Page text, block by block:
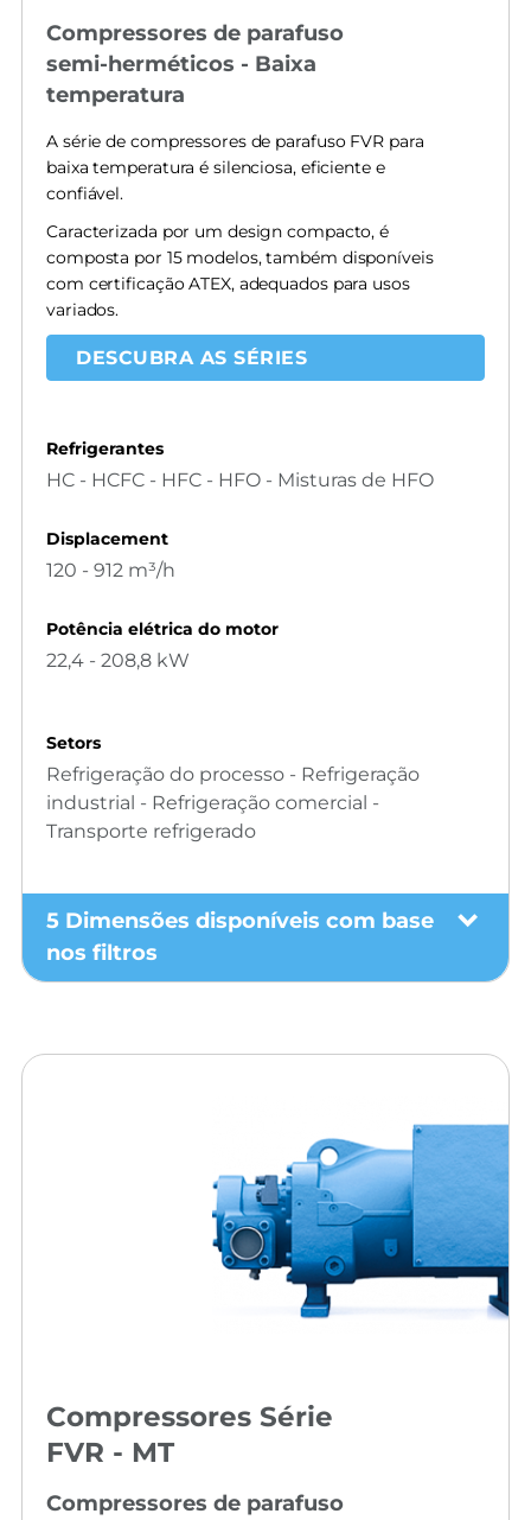
Compressores de parafuso
semi-herméticos - Baixa
temperatura
A série de compressores de parafuso FVR para
baixa temperatura é silenciosa, eficiente e
confiável.
Caracterizada por um design compacto, é
composta por 15 modelos, também disponíveis
com certificação ATEX, adequados para usos
variados.
DESCUBRA AS SÉRIES
Refrigerantes
HC - HCFC - HFC - HFO - Misturas de HFO
Displacement
120 - 912 m³/h
Potência elétrica do motor
22,4 - 208,8 kW
Setors
Refrigeração do processo - Refrigeração
industrial - Refrigeração comercial -
Transporte refrigerado
5 Dimensões disponíveis com base
nos filtros
Compressores Série
FVR - MT
Compressores de parafuso